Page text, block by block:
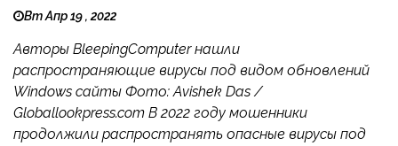
Вт Апр 19 , 2022
Авторы BleepingComputer нашли
распространяющие вирусы под видом обновлений
Windows сайты Фото: Avishek Das /
Globallookpress.com В 2022 году мошенники
продолжили распространять опасные вирусы под